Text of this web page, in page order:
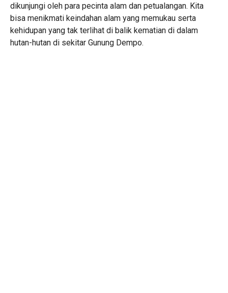
dikunjungi oleh para pecinta alam dan petualangan. Kita
bisa menikmati keindahan alam yang memukau serta
kehidupan yang tak terlihat di balik kematian di dalam
hutan-hutan di sekitar Gunung Dempo.